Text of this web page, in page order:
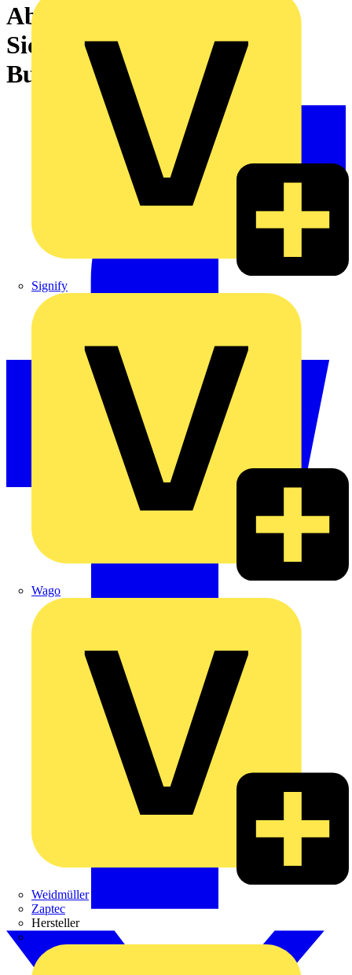
Signify
Wago
Weidmüller
Zaptec
Hersteller
Abdeckrahmen 1-fach mit
Sichtfenster Unverlierbar
Busch-balance® SI